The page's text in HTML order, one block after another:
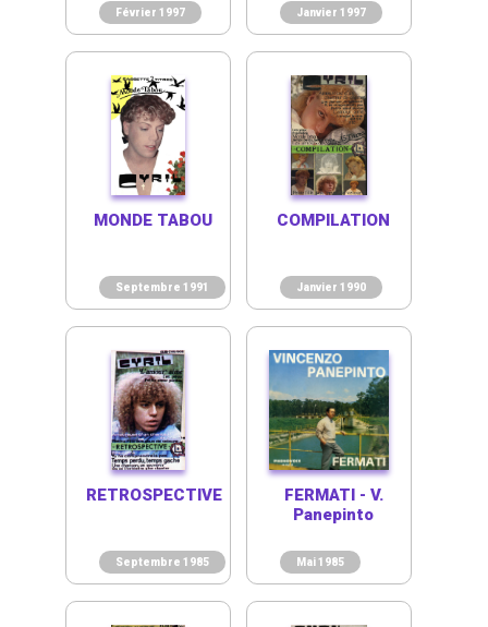
Février 1997 Janvier 1997
Septembre 1991
MONDE TABOU
Janvier 1990
COMPILATION
Septembre 1985
RETROSPECTIVE
Mai 1985
FERMATI - V.
Panepinto